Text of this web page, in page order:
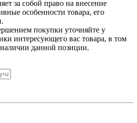
за собой право на внесение
особенности товара, его
покупки уточняйте у
интересующего вас товара, в том
данной позиции.